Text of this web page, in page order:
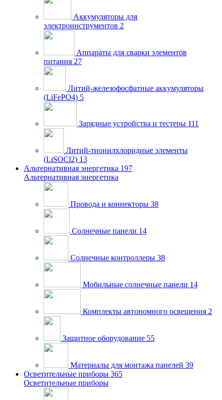
Аккумуляторы для
электроинструментов 2
Аппараты для сварки элементов
питания 27
Литий-железофосфатные аккумуляторы
(LiFePO4) 5
Зарядные устройства и тестеры 111
Литий-тионилхлоридные элементы
(LiSOCl2) 13
Альтернативная энергетика 197
Альтернативная энергетика
Провода и коннекторы 38
Солнечные панели 14
Солнечные контроллеры 38
Мобильные солнечные панели 14
Комплекты автономного освещения 2
Защитное оборудование 55
Материалы для монтажа панелей 39
Осветительные приборы 365
Осветительные приборы